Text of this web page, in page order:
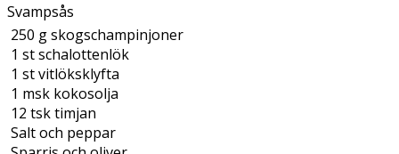
Svampsås
250 gskogschampinjoner
1 stschalottenlök
1 stvitlöksklyfta
1 msk kokosolja
12 tsktimjan
Salt och peppar